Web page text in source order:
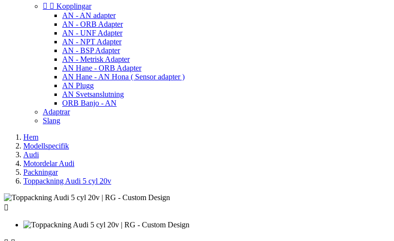
  Kopplingar
AN - AN adapter
AN - ORB Adapter
AN - UNF Adapter
AN - NPT Adapter
AN - BSP Adapter
AN - Metrisk Adapter
AN Hane - ORB Adapter
AN Hane - AN Hona ( Sensor adapter )
AN Plugg
AN Svetsanslutning
ORB Banjo - AN
Adaptrar
Slang
Hem
Modellspecifik
Audi
Motordelar Audi
Packningar
Toppackning Audi 5 cyl 20v
